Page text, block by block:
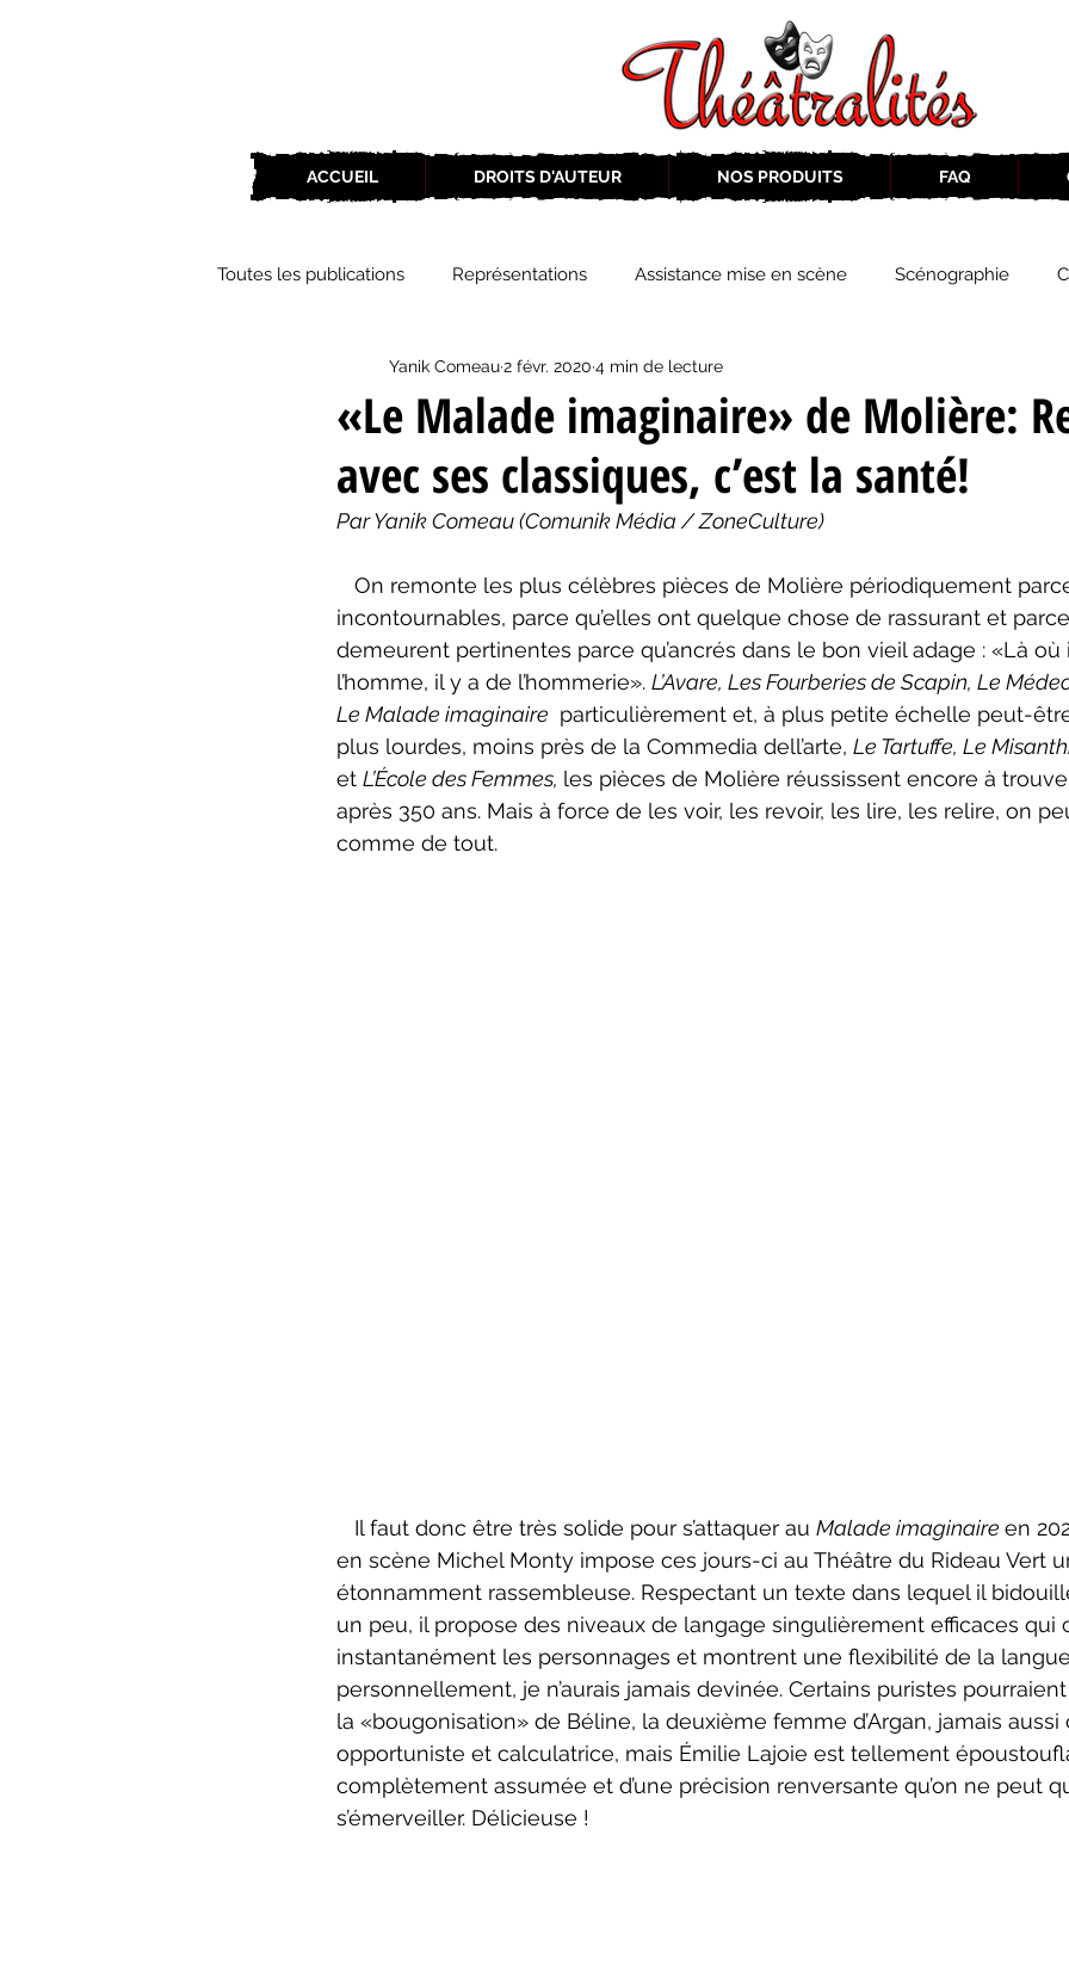
ACCUEIL DROITS D'AUTEUR NOS PRODUITS FAQ
Toutes les publications Représentations Assistance mise en scène Scénographie
ZoneCulture 2019-2020 Éphémérides du théâtre QC
ZoneCulture 2018-2019 ZoneCulture 2020-2021 Journal «BIENVENUE À BORD!»
critique théâtre Rhinocéros ZoneCulture 2026-2027
«Le Malade imaginaire» de Molière:
avec ses classiques, c’est la santé!
Yanik Comeau2 févr. 2020 4 min de lecture
Par Yanik Comeau (Comunik Média / ZoneCulture)
incontournables, parce qu’elles ont quelque chose de rassurant et parce
demeurent pertinentes parce qu’ancrés dans le bon vieil adage : «Là où
l’homme, il y a de l’hommerie». L’Avare, Les Fourberies de Scapin, Le
Le Malade imaginaire particulièrement et, à plus petite échelle peut-
plus lourdes, moins près de la Commedia dell’arte, Le Tartuffe, Le
et L’École des Femmes, les pièces de Molière réussissent encore à
après 350 ans. Mais à force de les voir, les revoir, les lire, les relire, on
comme de tout.
   Il faut donc être très solide pour s’attaquer au
Malade imaginaire en
en scène Michel Monty impose ces jours-ci au Théâtre du Rideau Vert
étonnamment rassembleuse. Respectant un texte dans lequel il
un peu, il propose des niveaux de langage singulièrement efficaces qui
instantanément les personnages et montrent une flexibilité de la
personnellement, je n’aurais jamais devinée. Certains puristes pourraient
la «bougonisation» de Béline, la deuxième femme d’Argan, jamais
opportuniste et calculatrice, mais Émilie Lajoie est tellement
complètement assumée et d’une précision renversante qu’on ne peut
s’émerveiller. Délicieuse !